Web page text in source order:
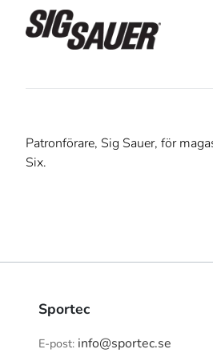
Patronförare, Sig Sauer, för
Six.
Sportec
E-post: info@sportec.se